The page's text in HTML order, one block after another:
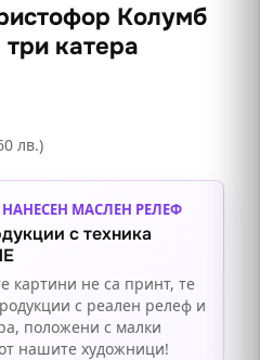
Колумб
катера
лв.)
МАСЛЕН РЕЛЕФ
с техника
картини не са принт, те
с реален релеф и
положени с малки
нашите художници!